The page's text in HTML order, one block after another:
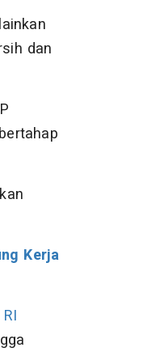
dan
Kerja